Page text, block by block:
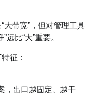
大带宽”，但对管理工具
远比“大”重要。
征：
，出口越固定、越干